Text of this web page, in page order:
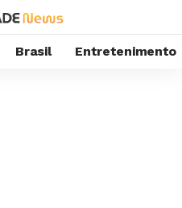
Brasil Entretenimento